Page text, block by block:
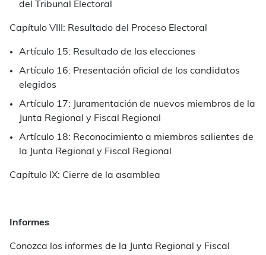
del Tribunal Electoral
Capítulo VIII: Resultado del Proceso Electoral
Artículo 15: Resultado de las elecciones
Artículo 16: Presentación oficial de los candidatos
elegidos
Artículo 17: Juramentación de nuevos miembros de la
Junta Regional y Fiscal Regional
Artículo 18: Reconocimiento a miembros salientes de
la Junta Regional y Fiscal Regional
Capítulo IX: Cierre de la asamblea
Informes
Conozca los informes de la Junta Regional y Fiscal